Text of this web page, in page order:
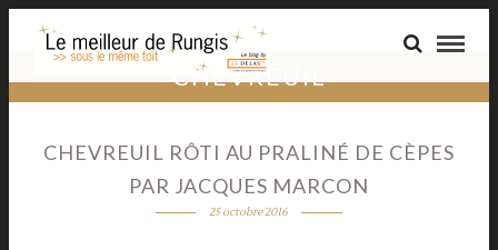
CHEVREUIL
CHEVREUIL RÔTI AU PRALINÉ DE CÈPES
PAR JACQUES MARCON
25 octobre 2016